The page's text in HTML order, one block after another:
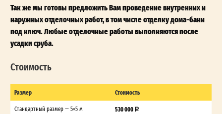
Так же мы готовы предложить Вам проведение внутренних и
наружных отделочных работ, в том числе отделку дома-бани
под ключ. Любые отделочные работы выполняются после
усадки сруба.
Стоимость
Размер Стоимость
Стандартный размер — 5×5 м 530 000